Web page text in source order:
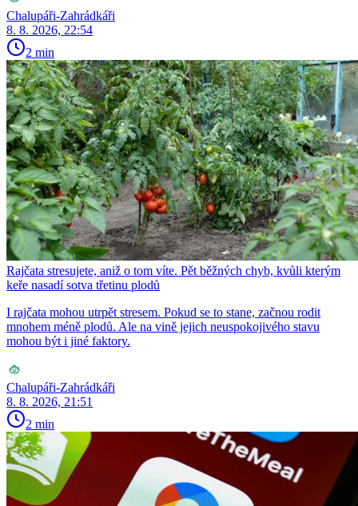
Chalupáři-Zahrádkáři
8. 8. 2026, 22:54
2 min
Rajčata stresujete, aniž o tom víte. Pět běžných chyb, kvůli kterým
keře nasadí sotva třetinu plodů
I rajčata mohou utrpět stresem. Pokud se to stane, začnou rodit
mnohem méně plodů. Ale na vině jejich neuspokojivého stavu
mohou být i jiné faktory.
Chalupáři-Zahrádkáři
8. 8. 2026, 21:51
2 min